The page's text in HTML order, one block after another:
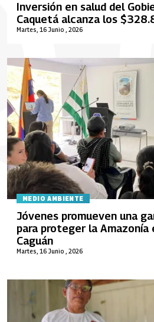
Martes, 16 Junio , 2026
Inversión en salud del
Caquetá alcanza los
MEDIO AMBIENTE
Martes, 16 Junio , 2026
Jóvenes promueven una
para proteger la Amazonía
Caguán